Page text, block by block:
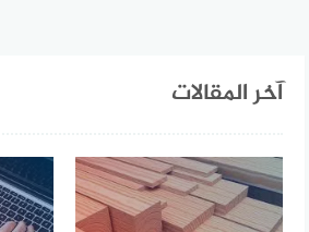
آخر المقالات